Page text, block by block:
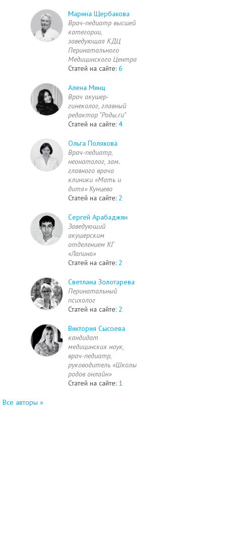
Марина Щербакова
Врач-педиатр высшей
категории,
заведующая КДЦ
Перинатального
Медицинского Центра
Статей на сайте: 6
Алена Минц
Врач акушер-
гинеколог, главный
редактор "Роды.ru"
Статей на сайте: 4
Ольга Полякова
Врач-педиатр,
неонатолог, зам.
главного врача
клиники «Мать и
дитя» Кунцево
Статей на сайте: 2
Сергей Арабаджян
Заведующий
акушерским
отделением КГ
«Лапино»
Статей на сайте: 2
Светлана Золотарева
Перинатальный
психолог
Статей на сайте: 2
Виктория Сысоева
кандидат
медицинских наук,
врач-педиатр,
руководитель «Школы
родов онлайн»
Статей на сайте: 1
Все авторы »